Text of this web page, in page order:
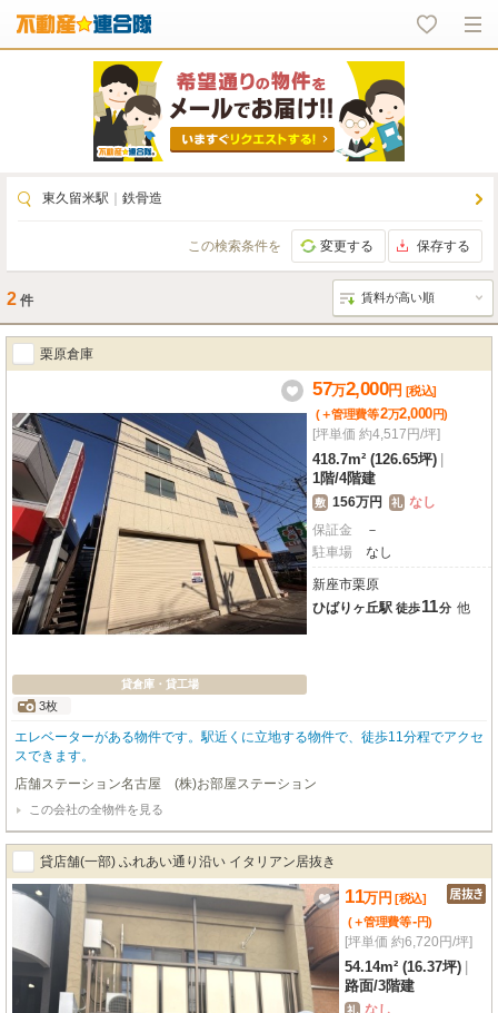
東久留米駅 鉄骨造
この検索条件を 変更する 保存する
2 件
栗原倉庫
貸倉庫・貸工場
3枚
57万2,000円 [税込]
(＋管理費等2万2,000円)
[坪単価 約4,517円/坪]
418.7m² (126.65坪)
1階/4階建
敷 156万円 礼 なし
保証金
－
駐車場
なし
新座市栗原
ひばりヶ丘駅 徒歩11分 他
エレベーターがある物件です。駅近くに立地する物件で、徒歩11分程でアクセ
スできます。
店舗ステーション名古屋 (株)お部屋ステーション
この会社の全物件を見る
貸店舗(一部) ふれあい通り沿い イタリアン居抜き
11万円 [税込]
(＋管理費等-円)
[坪単価 約6,720円/坪]
54.14m² (16.37坪)
路面/3階建
礼 なし